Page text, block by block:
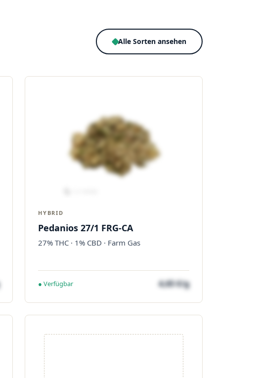
Alle Sorten ansehen
HYBRID
Pedanios 27/1 FRG-CA
27% THC · 1% CBD · Farm Gas
● Verfügbar 4,65 €/g